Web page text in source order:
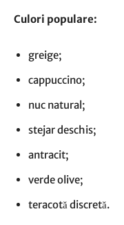
Culori populare:
greige;
cappuccino;
nuc natural;
stejar deschis;
antracit;
verde olive;
teracotă discretă.